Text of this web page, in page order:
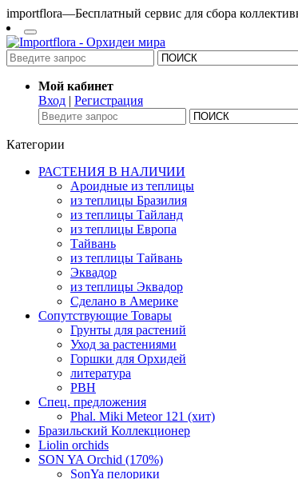
importflora—Бесплатный сервис для сбора
Мой кабинет
Вход | Регистрация
Категории
РАСТЕНИЯ В НАЛИЧИИ
Ароидные из теплицы
из теплицы Бразилия
из теплицы Тайланд
из теплицы Европа
Тайвань
из теплицы Тайвань
Эквадор
из теплицы Эквадор
Сделано в Америке
Сопутствующие Товары
Грунты для растений
Уход за растениями
Горшки для Орхидей
литература
РВН
Спец. предложения
Phal. Miki Meteor 121 (хит)
Бразильский Коллекционер
Liolin orchids
SON YA Orchid (170%)
SonYa пелорики